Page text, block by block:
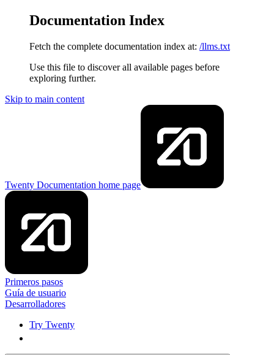
Documentation Index
Fetch the complete documentation index at: /llms.txt
Use this file to discover all available pages before
exploring further.
Skip to main content
Twenty Documentation home page
Primeros pasos
Guía de usuario
Desarrolladores
Try Twenty